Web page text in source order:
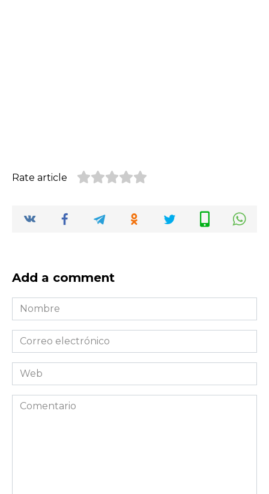
Rate article
Add a comment
Nombre
*
Correo
electrónico
*Web
Comentario